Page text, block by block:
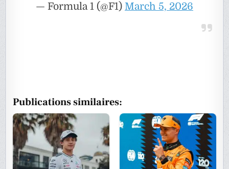
— Formula 1 (@F1) March 5, 2026
Publications similaires: